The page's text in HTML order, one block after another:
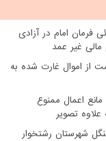
فرمان امام در آزادی
۵۸۰ همت از اموال غارت شده به
مانع اعمال ممنوع
تصویر
شهرستان رشتخوار